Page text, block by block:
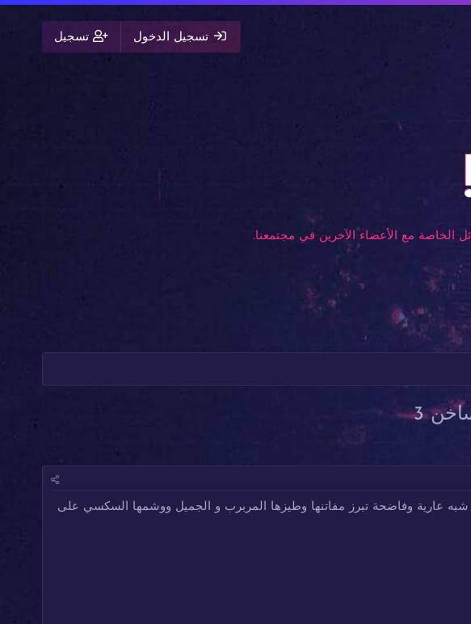
تسجيل الدخول تسجيل
الخاصة مع الأعضاء الآخرين في مجتمعنا.
3
عارية وفاضحة تبرز مفاتنها وطيزها المربرب و الجميل ووشمها السكسي على